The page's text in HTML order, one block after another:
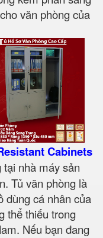
văn phòng của
Cabinets
nhà máy sản
Tủ văn phòng là
dùng cá nhân của
thể thiếu trong
Nếu bạn đang